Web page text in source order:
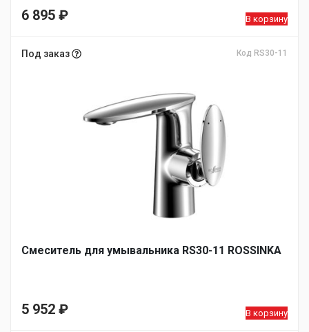
6 895 ₽ В корзину
Под заказ Код RS30-11
Смеситель для умывальника RS30-11 ROSSINKA
5 952 ₽ В корзину